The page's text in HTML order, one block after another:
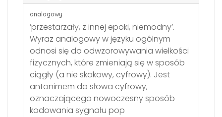
analogowy
’przestarzały, z innej epoki, niemodny’.
Wyraz analogowy w języku ogólnym
odnosi się do odwzorowywania wielkości
fizycznych, które zmieniają się w sposób
ciągły (a nie skokowy, cyfrowy). Jest
antonimem do słowa cyfrowy,
oznaczającego nowoczesny sposób
kodowania sygnału pop